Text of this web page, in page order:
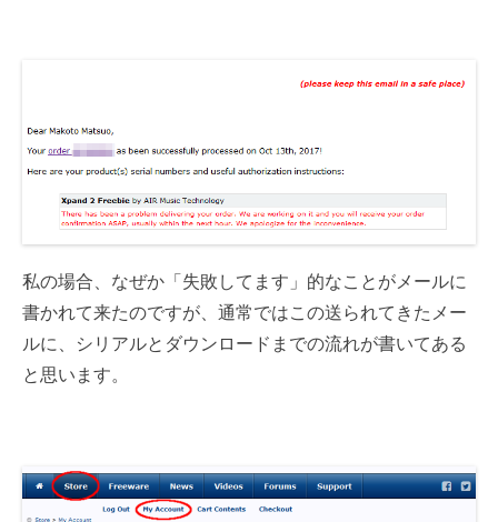
私の場合、なぜか「失敗してます」的なことがメールに
書かれて来たのですが、通常ではこの送られてきたメー
ルに、シリアルとダウンロードまでの流れが書いてある
と思います。